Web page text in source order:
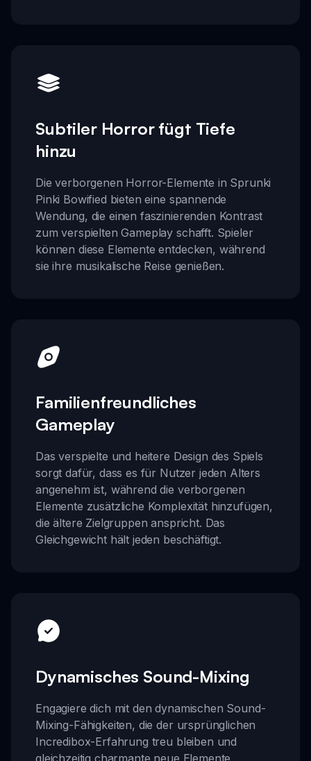
Subtiler Horror fügt Tiefe
hinzu
Die verborgenen Horror-Elemente in Sprunki
Pinki Bowified bieten eine spannende
Wendung, die einen faszinierenden Kontrast
zum verspielten Gameplay schafft. Spieler
können diese Elemente entdecken, während
sie ihre musikalische Reise genießen.
Familienfreundliches
Gameplay
Das verspielte und heitere Design des Spiels
sorgt dafür, dass es für Nutzer jeden Alters
angenehm ist, während die verborgenen
Elemente zusätzliche Komplexität hinzufügen,
die ältere Zielgruppen anspricht. Das
Gleichgewicht hält jeden beschäftigt.
Dynamisches Sound-Mixing
Engagiere dich mit den dynamischen Sound-
Mixing-Fähigkeiten, die der ursprünglichen
Incredibox-Erfahrung treu bleiben und
gleichzeitig charmante neue Elemente